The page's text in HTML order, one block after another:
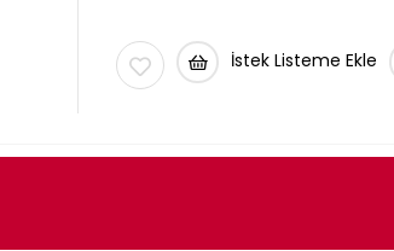
İstek Listeme Ekle